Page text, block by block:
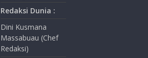
Redaksi Dunia :
Dini Kusmana
Massabuau (Chef
Redaksi)